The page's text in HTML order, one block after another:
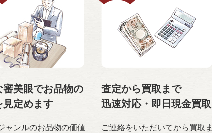
審美眼でお品物の
見定めます
ャンルのお品物の価値
査定から買取まで
迅速対応・ 即日現金買取
ご連絡をいただいてから買取ま